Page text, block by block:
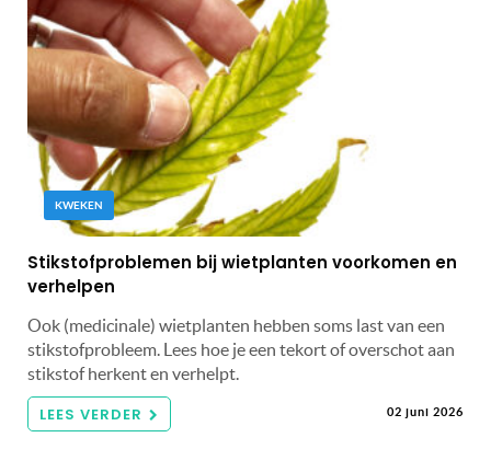
KWEKEN
Stikstofproblemen bij wietplanten voorkomen en
verhelpen
Ook (medicinale) wietplanten hebben soms last van een
stikstofprobleem. Lees hoe je een tekort of overschot aan
stikstof herkent en verhelpt.
LEES VERDER 02 juni 2026